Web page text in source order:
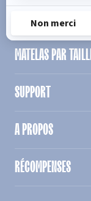
PRODUIT
MATELAS PAR
SUPPORT
A PROPOS
RÉCOMPENSES